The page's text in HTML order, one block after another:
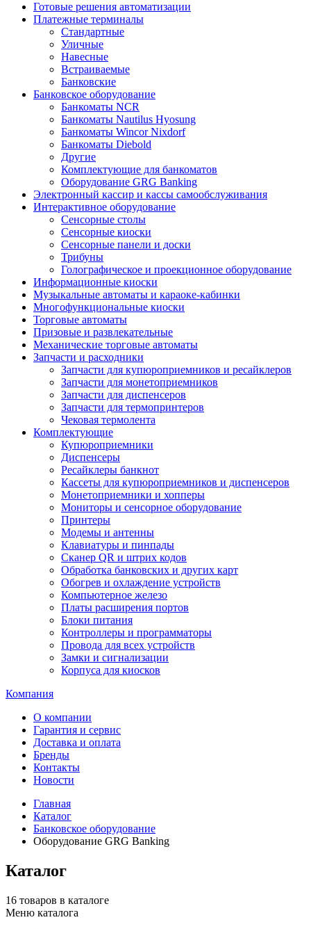
Готовые решения автоматизации
Платежные терминалы
Стандартные
Уличные
Навесные
Встраиваемые
Банковские
Банковское оборудование
Банкоматы NCR
Банкоматы Nautilus Hyosung
Банкоматы Wincor Nixdorf
Банкоматы Diebold
Другие
Комплектующие для банкоматов
Оборудование GRG Banking
Электронный кассир и кассы самообслуживания
Интерактивное оборудование
Сенсорные столы
Сенсорные киоски
Сенсорные панели и доски
Трибуны
Голографическое и проекционное оборудование
Информационные киоски
Музыкальные автоматы и караоке-кабинки
Многофункциональные киоски
Торговые автоматы
Призовые и развлекательные
Механические торговые автоматы
Запчасти и расходники
Запчасти для купюроприемников и ресайклеров
Запчасти для монетоприемников
Запчасти для диспенсеров
Запчасти для термопринтеров
Чековая термолента
Комплектующие
Купюроприемники
Диспенсеры
Ресайклеры банкнот
Кассеты для купюроприемников и диспенсеров
Монетоприемники и хопперы
Мониторы и сенсорное оборудование
Принтеры
Модемы и антенны
Клавиатуры и пинпады
Сканер QR и штрих кодов
Обработка банковских и других карт
Обогрев и охлаждение устройств
Компьютерное железо
Платы расширения портов
Блоки питания
Контроллеры и программаторы
Провода для всех устройств
Замки и сигнализации
Корпуса для киосков
Компания
О компании
Гарантия и сервис
Доставка и оплата
Бренды
Контакты
Новости
Главная
Каталог
Банковское оборудование
Оборудование GRG Banking
Каталог
16 товаров в каталоге
Меню каталога